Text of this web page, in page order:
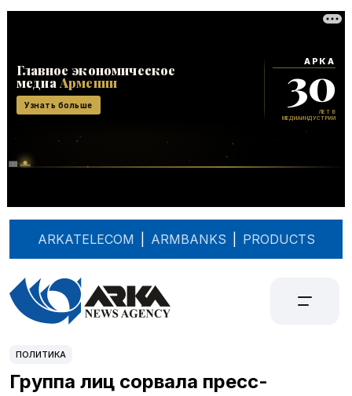
ARKATELECOM ARMBANKS PRODUCTS
ПОЛИТИКА
Группа лиц сорвала пресс-